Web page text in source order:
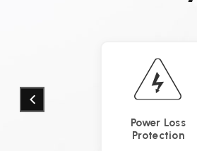
Power Loss
Protection